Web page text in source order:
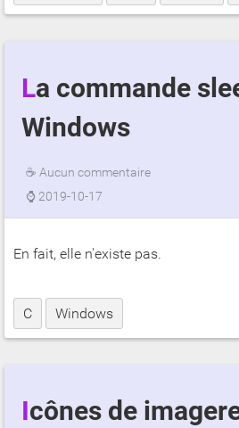
La commande sleep pour
Windows
☕ Aucun commentaire
⌚ 2019-10-17
En fait, elle n'existe pas.
C Windows
Icônes de imageres.dll et